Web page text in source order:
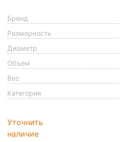
Бренд
Размерность
Диаметр
Объем
Вес
Категория
Уточнить
наличие